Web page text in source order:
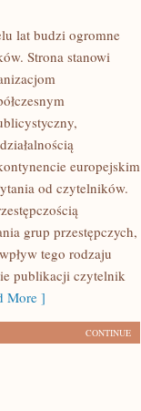
lat budzi ogromne
Strona stanowi
europejskim
od czytelników.
grup przestępczych,
tego rodzaju
publikacji czytelnik
More ]
CONTINUE